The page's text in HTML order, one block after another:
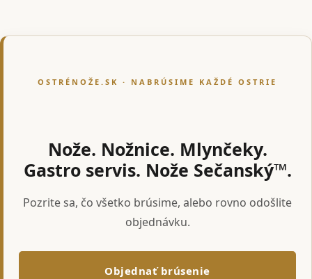
OSTRÉNOŽE.SK · NABRÚSIME KAŽDÉ OSTRIE
Nože. Nožnice. Mlynčeky.
Gastro servis. Nože Sečanský™.
Pozrite sa, čo všetko brúsime, alebo rovno odošlite
objednávku.
Objednať brúsenie